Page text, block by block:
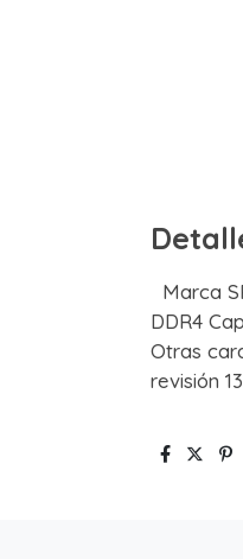
Marca
DDR4
Otras
revisión